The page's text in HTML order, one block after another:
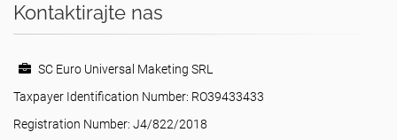
Kontaktirajte nas
SC Euro Universal Maketing SRL
Taxpayer Identification Number: RO39433433
Registration Number: J4/822/2018